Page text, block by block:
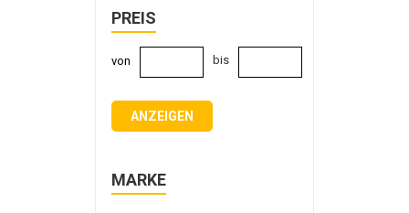
PREIS
von bis
ANZEIGEN
MARKE